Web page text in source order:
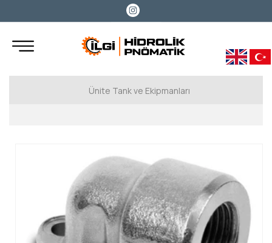
Ünite Tank ve Ekipmanları
OMT Pompa Adaptörleri
OMT Yağ Soğutucular